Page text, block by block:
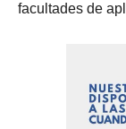
facultades de